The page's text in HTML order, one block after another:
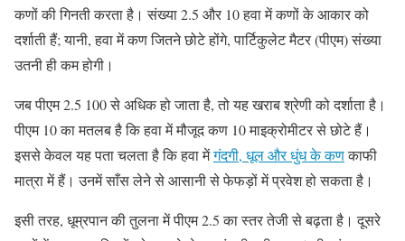
कणों की गिनती करता है। संख्या 2.5 और 10 हवा में कणों के आकार को
दर्शाती हैं; यानी, हवा में कण जितने छोटे होंगे, पार्टिकुलेट मैटर (पीएम) संख्या
उतनी ही कम होगी।
जब पीएम 2.5 100 से अधिक हो जाता है, तो यह खराब श्रेणी को दर्शाता है।
पीएम 10 का मतलब है कि हवा में मौजूद कण 10 माइक्रोमीटर से छोटे हैं।
इससे केवल यह पता चलता है कि हवा मेंगंदगी, धूलऔर धुंध के कणकाफी
मात्रा में हैं। उनमें साँस लेने से आसानी से फेफड़ों में प्रवेश हो सकता है।
इसी तरह, धूम्रपान की तुलना में पीएम 2.5 का स्तर तेजी से बढ़ता है। दूसरे